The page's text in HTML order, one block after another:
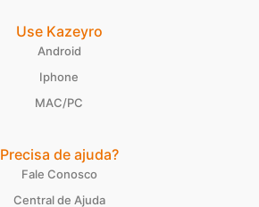
Use Kazeyro
Android
Iphone
MAC/PC
Precisa de ajuda?
Fale Conosco
Central de Ajuda